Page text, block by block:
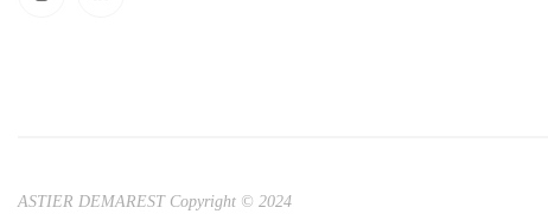
ASTIER DEMAREST Copyright © 2024